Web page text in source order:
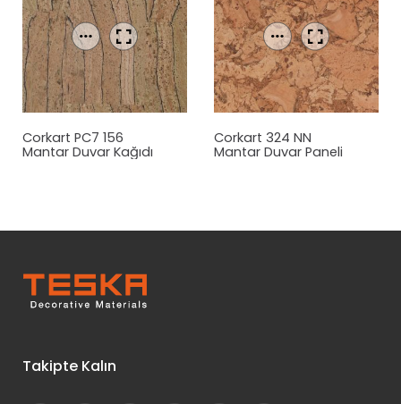
Corkart PC7 156
Mantar Duvar Kağıdı
Corkart 324 NN
Mantar Duvar Paneli
Takipte Kalın